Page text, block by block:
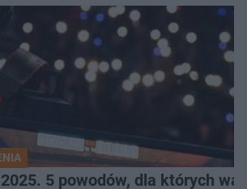
5 powodów, dla których